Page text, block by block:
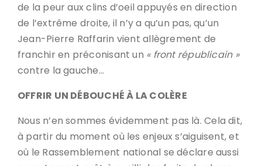
de la peur aux clins d’oeil appuyés en direction
de l’extrême droite, il n’y a qu’un pas, qu’un
Jean-Pierre Raffarin vient allègrement de
franchir en préconisant un « front républicain »
contre la gauche…
OFFRIR UN DÉBOUCHÉ À LA COLÈRE
Nous n’en sommes évidemment pas là. Cela dit,
à partir du moment où les enjeux s’aiguisent, et
où le Rassemblement national se déclare aussi